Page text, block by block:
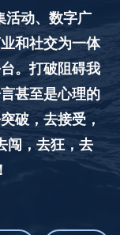
活动、数字广
和社交为一体
。打破阻碍我
甚至是心理的
破，去接受，
闯，去狂，去